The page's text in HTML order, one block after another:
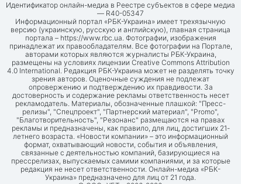
Идентификатор онлайн-медиа в Реестре субъектов в сфере медиа
— R40-05347
Информационный портал «РБК-Украина» имеет трехязычную
версию (украинскую, русскую и английскую), главная страница
портала – https://www.rbc.ua. Фотографии, изображения
принадлежат их правообладателям. Все фотографии на Портале,
авторами которых являются журналисты РБК-Украина,
размещены на условиях лицензии Creative Commons Attribution
4.0 International. Редакция РБК-Украина может не разделять точку
зрения авторов. Оценочные суждения не подлежат
опровержению и подтверждению их правдивости. За
достоверность и содержание рекламы ответственность несет
рекламодатель. Материалы, обозначенные плашкой: "Пресс-
релизы", "Спецпроект", "Партнерский материал", "Promo",
"Благотворительность", "Резонанс" размещаются на правах
рекламы и предназначены, как правило, для лиц, достигших 21-
летнего возраста. «Новости компании» – это информационный
формат, охватывающий новости, события и объявления,
связанные с деятельностью компаний, базирующиеся на
прессрелизах, выпускаемых самими компаниями, и за которые
редакция не несет ответственности. Онлайн-медиа «РБК-
Украина» предназначено для лиц от 21 года.